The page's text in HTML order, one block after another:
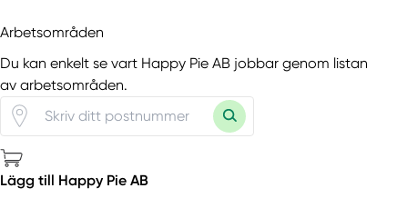
Arbetsområden
Du kan enkelt se vart Happy Pie AB jobbar genom listan
av arbetsområden.
Lägg till Happy Pie AB